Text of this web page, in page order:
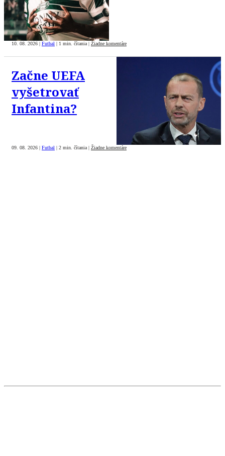
10. 08. 2026 | Futbal | 1 min. čítania | Žiadne komentáre
Začne UEFA
vyšetrovať
Infantina?
09. 08. 2026 | Futbal | 2 min. čítania | Žiadne komentáre